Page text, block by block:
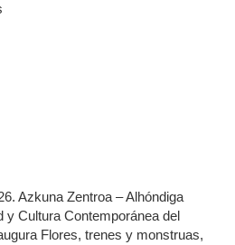
Azkuna Zentroa – Alhóndiga
y Cultura Contemporánea del
Flores, trenes y monstruas,